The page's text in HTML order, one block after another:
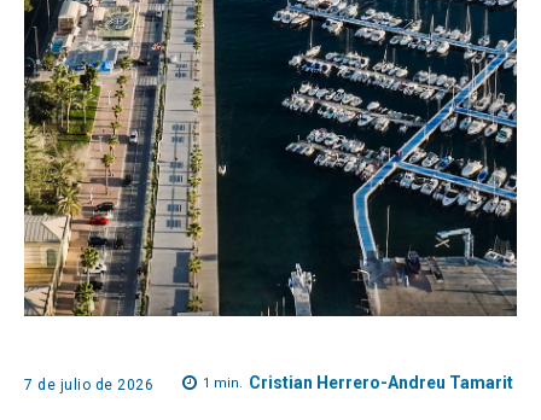
7 de julio de 2026 1 min. Cristian Herrero-Andreu Tamarit